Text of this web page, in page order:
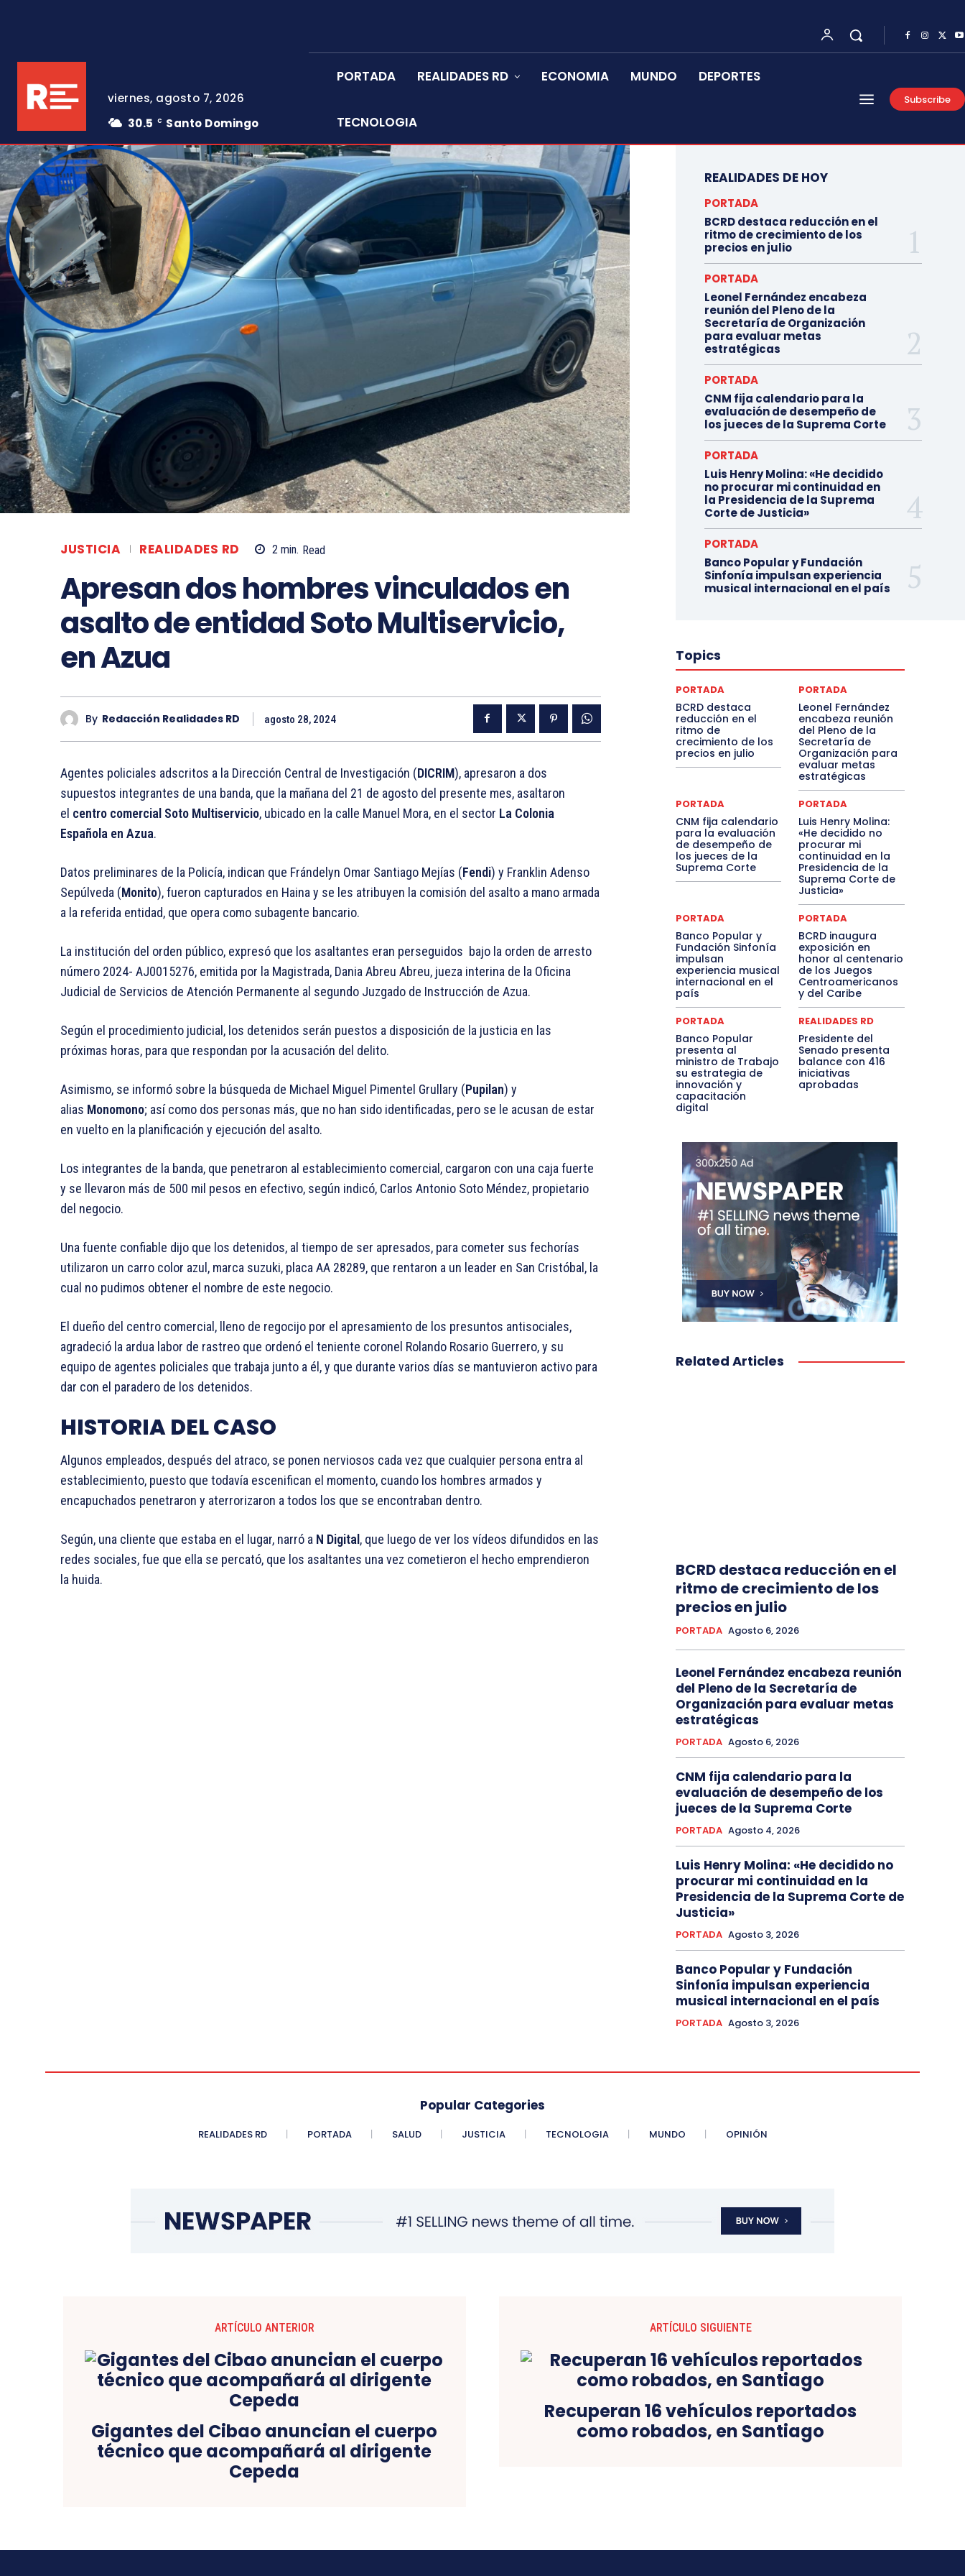
viernes, agosto 7, 2026
30.5
C Santo Domingo
PORTADA REALIDADES RD ECONOMIA MUNDO DEPORTES
TECNOLOGIA
Subscribe
JUSTICIA REALIDADES RD 2 min. Read
Apresan dos hombres vinculados en
asalto de entidad Soto Multiservicio,
en Azua
By Redacción Realidades RD agosto 28, 2024
Agentes policiales adscritos a la Dirección Central de Investigación (DICRIM), apresaron a dos
supuestos integrantes de una banda, que la mañana del 21 de agosto del presente mes, asaltaron
el centro comercial Soto Multiservicio, ubicado en la calle Manuel Mora, en el sector La Colonia
Española en Azua.
Datos preliminares de la Policía, indican que Frándelyn Omar Santiago Mejías (Fendi) y Franklin Adenso
Sepúlveda (Monito), fueron capturados en Haina y se les atribuyen la comisión del asalto a mano armada
a la referida entidad, que opera como subagente bancario.
La institución del orden público, expresó que los asaltantes eran perseguidos bajo la orden de arresto
número 2024- AJ0015276, emitida por la Magistrada, Dania Abreu Abreu, jueza interina de la Oficina
Judicial de Servicios de Atención Permanente al segundo Juzgado de Instrucción de Azua.
Según el procedimiento judicial, los detenidos serán puestos a disposición de la justicia en las
próximas horas, para que respondan por la acusación del delito.
Asimismo, se informó sobre la búsqueda de Michael Miguel Pimentel Grullary (Pupilan) y
alias Monomono; así como dos personas más, que no han sido identificadas, pero se le acusan de estar
en vuelto en la planificación y ejecución del asalto.
Los integrantes de la banda, que penetraron al establecimiento comercial, cargaron con una caja fuerte
y se llevaron más de 500 mil pesos en efectivo, según indicó, Carlos Antonio Soto Méndez, propietario
del negocio.
Una fuente confiable dijo que los detenidos, al tiempo de ser apresados, para cometer sus fechorías
utilizaron un carro color azul, marca suzuki, placa AA 28289, que rentaron a un leader en San Cristóbal, la
cual no pudimos obtener el nombre de este negocio.
El dueño del centro comercial, lleno de regocijo por el apresamiento de los presuntos antisociales,
agradeció la ardua labor de rastreo que ordenó el teniente coronel Rolando Rosario Guerrero, y su
equipo de agentes policiales que trabaja junto a él, y que durante varios días se mantuvieron activo para
dar con el paradero de los detenidos.
HISTORIA DEL CASO
Algunos empleados, después del atraco, se ponen nerviosos cada vez que cualquier persona entra al
establecimiento, puesto que todavía escenifican el momento, cuando los hombres armados y
encapuchados penetraron y aterrorizaron a todos los que se encontraban dentro.
Según, una cliente que estaba en el lugar, narró a N Digital, que luego de ver los vídeos difundidos en las
redes sociales, fue que ella se percató, que los asaltantes una vez cometieron el hecho emprendieron
la huida.
REALIDADES DE HOY
PORTADA
BCRD destaca reducción en el
ritmo de crecimiento de los
precios en julio
PORTADA
Leonel Fernández encabeza
reunión del Pleno de la
Secretaría de Organización
para evaluar metas
estratégicas
PORTADA
CNM fija calendario para la
evaluación de desempeño de
los jueces de la Suprema Corte
PORTADA
Luis Henry Molina: «He decidido
no procurar mi continuidad en
la Presidencia de la Suprema
Corte de Justicia»
PORTADA
Banco Popular y Fundación
Sinfonía impulsan experiencia
musical internacional en el país
Topics
PORTADA
BCRD destaca
reducción en el
ritmo de
crecimiento de los
precios en julio
PORTADA
Leonel Fernández
encabeza reunión
del Pleno de la
Secretaría de
Organización para
evaluar metas
estratégicas
PORTADA
CNM fija calendario
para la evaluación
de desempeño de
los jueces de la
Suprema Corte
PORTADA
Luis Henry Molina:
«He decidido no
procurar mi
continuidad en la
Presidencia de la
Suprema Corte de
Justicia»
PORTADA
Banco Popular y
Fundación Sinfonía
impulsan
experiencia musical
internacional en el
país
PORTADA
BCRD inaugura
exposición en
honor al centenario
de los Juegos
Centroamericanos
y del Caribe
PORTADA
Banco Popular
presenta al
ministro de Trabajo
su estrategia de
innovación y
capacitación
digital
REALIDADES RD
Presidente del
Senado presenta
balance con 416
iniciativas
aprobadas
Related Articles
BCRD destaca reducción en el
ritmo de crecimiento de los
precios en julio
PORTADA Agosto 6, 2026
Leonel Fernández encabeza reunión
del Pleno de la Secretaría de
Organización para evaluar metas
estratégicas
PORTADA Agosto 6, 2026
CNM fija calendario para la
evaluación de desempeño de los
jueces de la Suprema Corte
PORTADA Agosto 4, 2026
Luis Henry Molina: «He decidido no
procurar mi continuidad en la
Presidencia de la Suprema Corte de
Justicia»
PORTADA Agosto 3, 2026
Banco Popular y Fundación
Sinfonía impulsan experiencia
musical internacional en el país
PORTADA Agosto 3, 2026
Popular Categories
REALIDADES RD PORTADA SALUD JUSTICIA TECNOLOGIA MUNDO OPINIÓN
ARTÍCULO ANTERIOR
Gigantes del Cibao anuncian el cuerpo
técnico que acompañará al dirigente
Cepeda
ARTÍCULO SIGUIENTE
Recuperan 16 vehículos reportados
como robados, en Santiago